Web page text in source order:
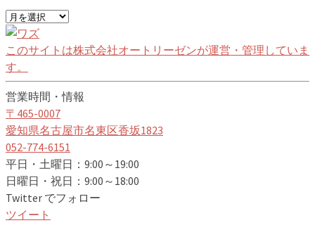
ア
ー
カ
イ
ブ
このサイトは株式会社オートリーゼンが運営・管理していま
す。
営業時間・情報
〒465-0007
愛知県名古屋市名東区香坂1823
052-774-6151
平日・土曜日：9:00～19:00
日曜日・祝日：9:00～18:00
Twitter でフォロー
ツイート